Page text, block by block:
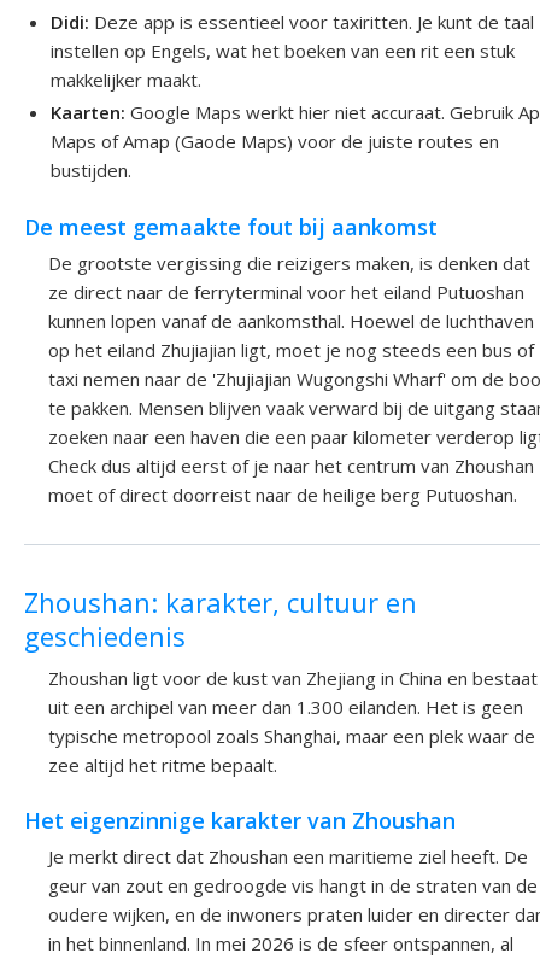
Didi: Deze app is essentieel voor taxiritten. Je kunt de taal
instellen op Engels, wat het boeken van een rit een stuk
makkelijker maakt.
Kaarten: Google Maps werkt hier niet accuraat. Gebruik
Maps of Amap (Gaode Maps) voor de juiste routes en
bustijden.
De meest gemaakte fout bij aankomst
De grootste vergissing die reizigers maken, is denken dat
ze direct naar de ferryterminal voor het eiland Putuoshan
kunnen lopen vanaf de aankomsthal. Hoewel de luchthaven
op het eiland Zhujiajian ligt, moet je nog steeds een bus of
taxi nemen naar de 'Zhujiajian Wugongshi Wharf' om de
te pakken. Mensen blijven vaak verward bij de uitgang
zoeken naar een haven die een paar kilometer verderop
Check dus altijd eerst of je naar het centrum van Zhoushan
moet of direct doorreist naar de heilige berg Putuoshan.
Zhoushan: karakter, cultuur en
geschiedenis
Zhoushan ligt voor de kust van Zhejiang in China en bestaat
uit een archipel van meer dan 1.300 eilanden. Het is geen
typische metropool zoals Shanghai, maar een plek waar de
zee altijd het ritme bepaalt.
Het eigenzinnige karakter van Zhoushan
Je merkt direct dat Zhoushan een maritieme ziel heeft. De
geur van zout en gedroogde vis hangt in de straten van de
oudere wijken, en de inwoners praten luider en directer
in het binnenland. In mei 2026 is de sfeer ontspannen, al